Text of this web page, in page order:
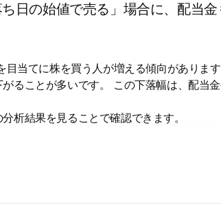
日の始値で売る」場合に、配当
当てに株を買う人が増える傾向がありま
ることが多いです。 この下落幅は、配当
析結果を見ることで確認できます。